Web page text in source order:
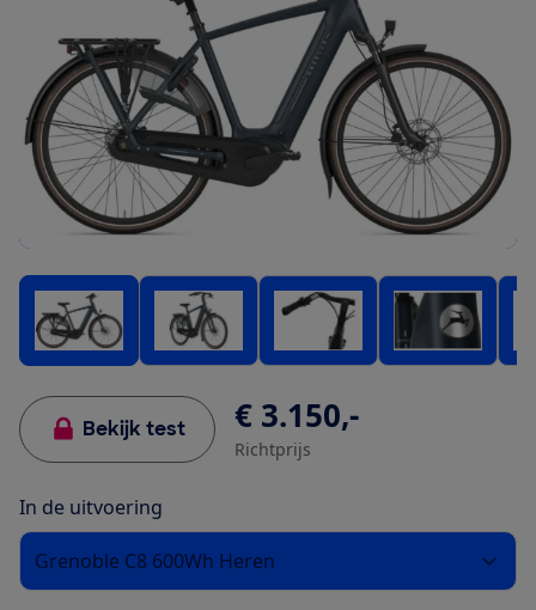
Bekijk test € 3.150,-
Richtprijs
In de uitvoering
Grenoble C8 600Wh Heren